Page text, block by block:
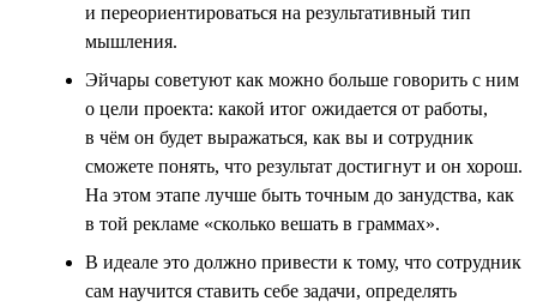
и переориентироваться на результативный тип
мышления.
Эйчары советуют как можно больше говорить с ним
о цели проекта: какой итог ожидается от работы,
в чём он будет выражаться, как вы и сотрудник
сможете понять, что результат достигнут и он хорош.
На этом этапе лучше быть точным до занудства, как
в той рекламе «сколько вешать в граммах».
В идеале это должно привести к тому, что сотрудник
сам научится ставить себе задачи, определять